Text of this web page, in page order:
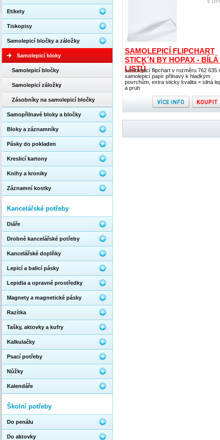
SAMOLEPICÍ FLIPCHART
STICK´N BY HOPAX - BÍLÁ
LISTŮ
samolepicí flipchart v rozměru 762 635
samolepicí papír přilnavý k hladkým
povrchům, extra sticky kvalita = silná
a pruh
Etikety
Tiskopisy
Samolepicí bločky a záložky
Samolepicí bloky
Samolepicí bločky
Samolepicí záložky
Zásobníky na samolepicí bločky
Samopřilnavé bloky a bločky
Bloky a záznamníky
Pásky do pokladen
Kreslicí kartony
Knihy a kroniky
Záznamní kostky
Kancelářské potřeby
Diáře
Drobné kancelářské potřeby
Kancelářské doplňky
Lepicí a balicí pásky
Lepidla a opravné prostředky
Magnety a magnetické pásky
Razítka
Tašky, aktovky a kufry
Kalkulačky
Psací potřeby
Nůžky
Kalendáře
Školní potřeby
Do penálu
Do aktovky